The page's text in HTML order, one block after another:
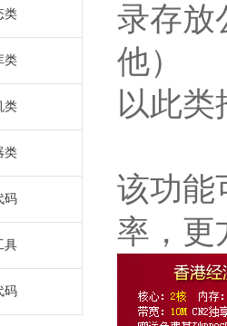
类
类
类
类
码
具
码
录存放
他）
以此类
该功能
率，更